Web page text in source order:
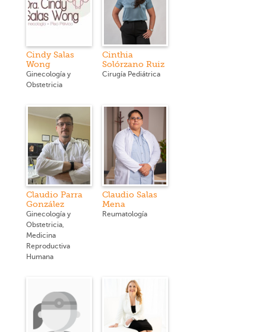
Cindy Salas
Wong
Ginecología y
Obstetricia
Cinthia
Solórzano Ruiz
Cirugía Pediátrica
Claudio Parra
González
Ginecología y
Obstetricia,
Medicina
Reproductiva
Humana
Claudio Salas
Mena
Reumatología